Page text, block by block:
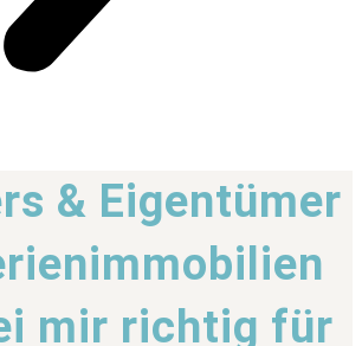
& Eigentümer
mir richtig für